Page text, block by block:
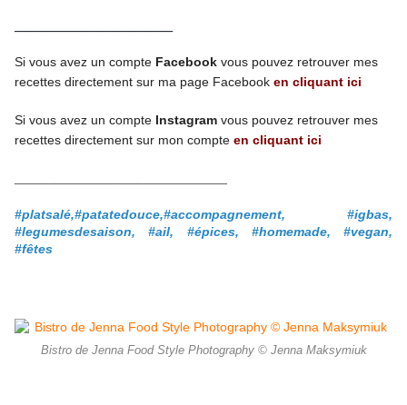
Si vous avez un compte Facebook vous pouvez retrouver mes
recettes directement sur ma page Facebook en cliquant ici
Si vous avez un compte Instagram vous pouvez retrouver mes
recettes directement sur mon compte en cliquant ici
#platsalé,#patatedouce,#accompagnement,
#igbas,
#legumesdesaison, #ail, #épices, #homemade, #vegan,
#fêtes
Bistro de Jenna Food Style Photography © Jenna Maksymiuk